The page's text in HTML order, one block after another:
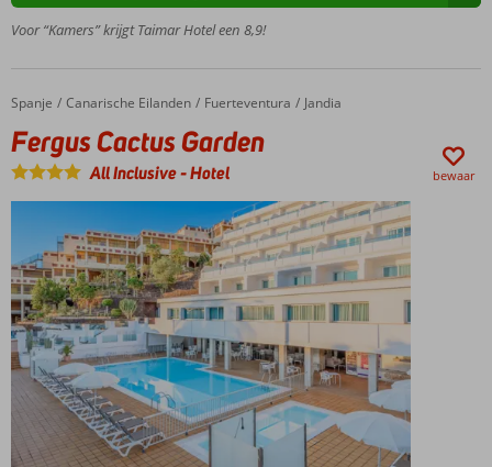
Ca.
900
van
Costa
Only
adult
(min.
leeft. 16
jaar)
All
Inclusive
of Ultra
All
Inclusive
ook
mogelijk
Voor “Kamers” krijgt Taimar Hotel een 8,9!
Home
Spanje Canarische Eilanden Fuerteventura Jandia
Fergus Cactus Garden
Fergus Cactus Garden
All Inclusive-Hotel bewaar